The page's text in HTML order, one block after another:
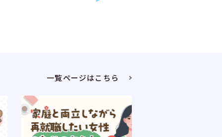
一覧ページはこちら